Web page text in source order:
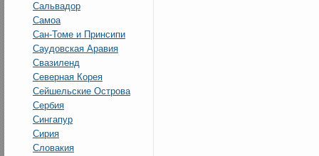
Сальвадор
Самоа
Сан-Томе и Принсипи
Саудовская Аравия
Свазиленд
Северная Корея
Сейшельские Острова
Сербия
Сингапур
Сирия
Словакия